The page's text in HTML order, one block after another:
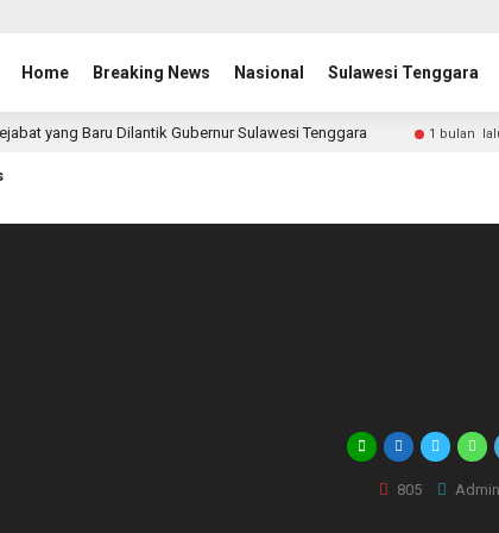
Home Breaking News Nasional Sulawesi Tenggara
yang Baru Dilantik Gubernur Sulawesi Tenggara 1 bulan
805